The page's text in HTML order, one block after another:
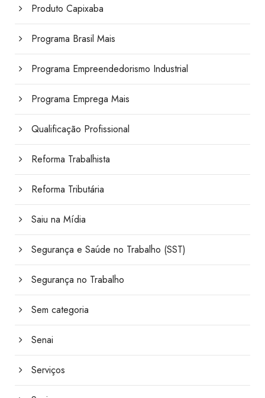
Produto Capixaba
Programa Brasil Mais
Programa Empreendedorismo Industrial
Programa Emprega Mais
Qualificação Profissional
Reforma Trabalhista
Reforma Tributária
Saiu na Mídia
Segurança e Saúde no Trabalho (SST)
Segurança no Trabalho
Sem categoria
Senai
Serviços